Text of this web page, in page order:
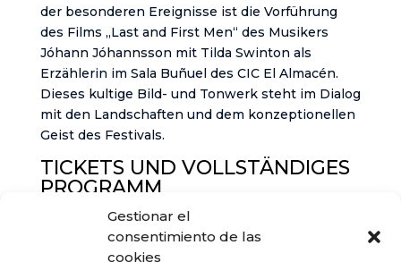
Gestionar el
consentimiento de las
cookies
der besonderen Ereignisse ist die Vorführung
des Films „Last and First Men“ des Musikers
Jóhann Jóhannsson mit Tilda Swinton als
Erzählerin im Sala Buñuel des CIC El Almacén.
Dieses kultige Bild- und Tonwerk steht im Dialog
mit den Landschaften und dem konzeptionellen
Geist des Festivals.
TICKETS UND VOLLSTÄNDIGES
PROGRAMM
Tickets für alle Konzerte und Aktivitäten des
FMVL 2025 sind jetzt zusammen mit allen
detaillierten Informationen zu den